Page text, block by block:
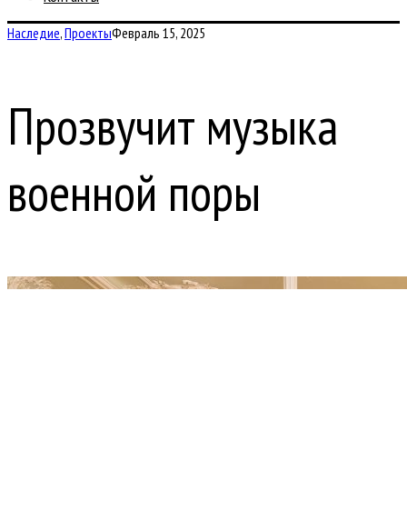
Наследие,ПроектыФевраль 15, 2025
Прозвучит музыка
военной поры